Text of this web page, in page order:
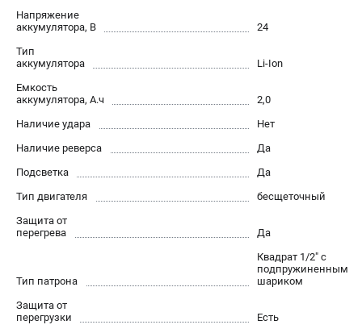
Способы оплаты
Бонусная программа
Как нас найти
Пользовательское соглашение
Газонокосилки
Культиваторы
Кусторезы
Мойки АВД
Триммеры
Снегоуборщики
Напряжение
аккумулятора, В
24
Тип
аккумулятора
Li-Ion
Емкость
аккумулятора, А.ч
2,0
Наличие удара
Нет
Наличие реверса
Да
Подсветка
Да
Тип двигателя
бесщеточный
Защита от
перегрева
Да
Тип патрона
Квадрат 1/2" с
подпружиненным
шариком
Защита от
перегрузки
Есть